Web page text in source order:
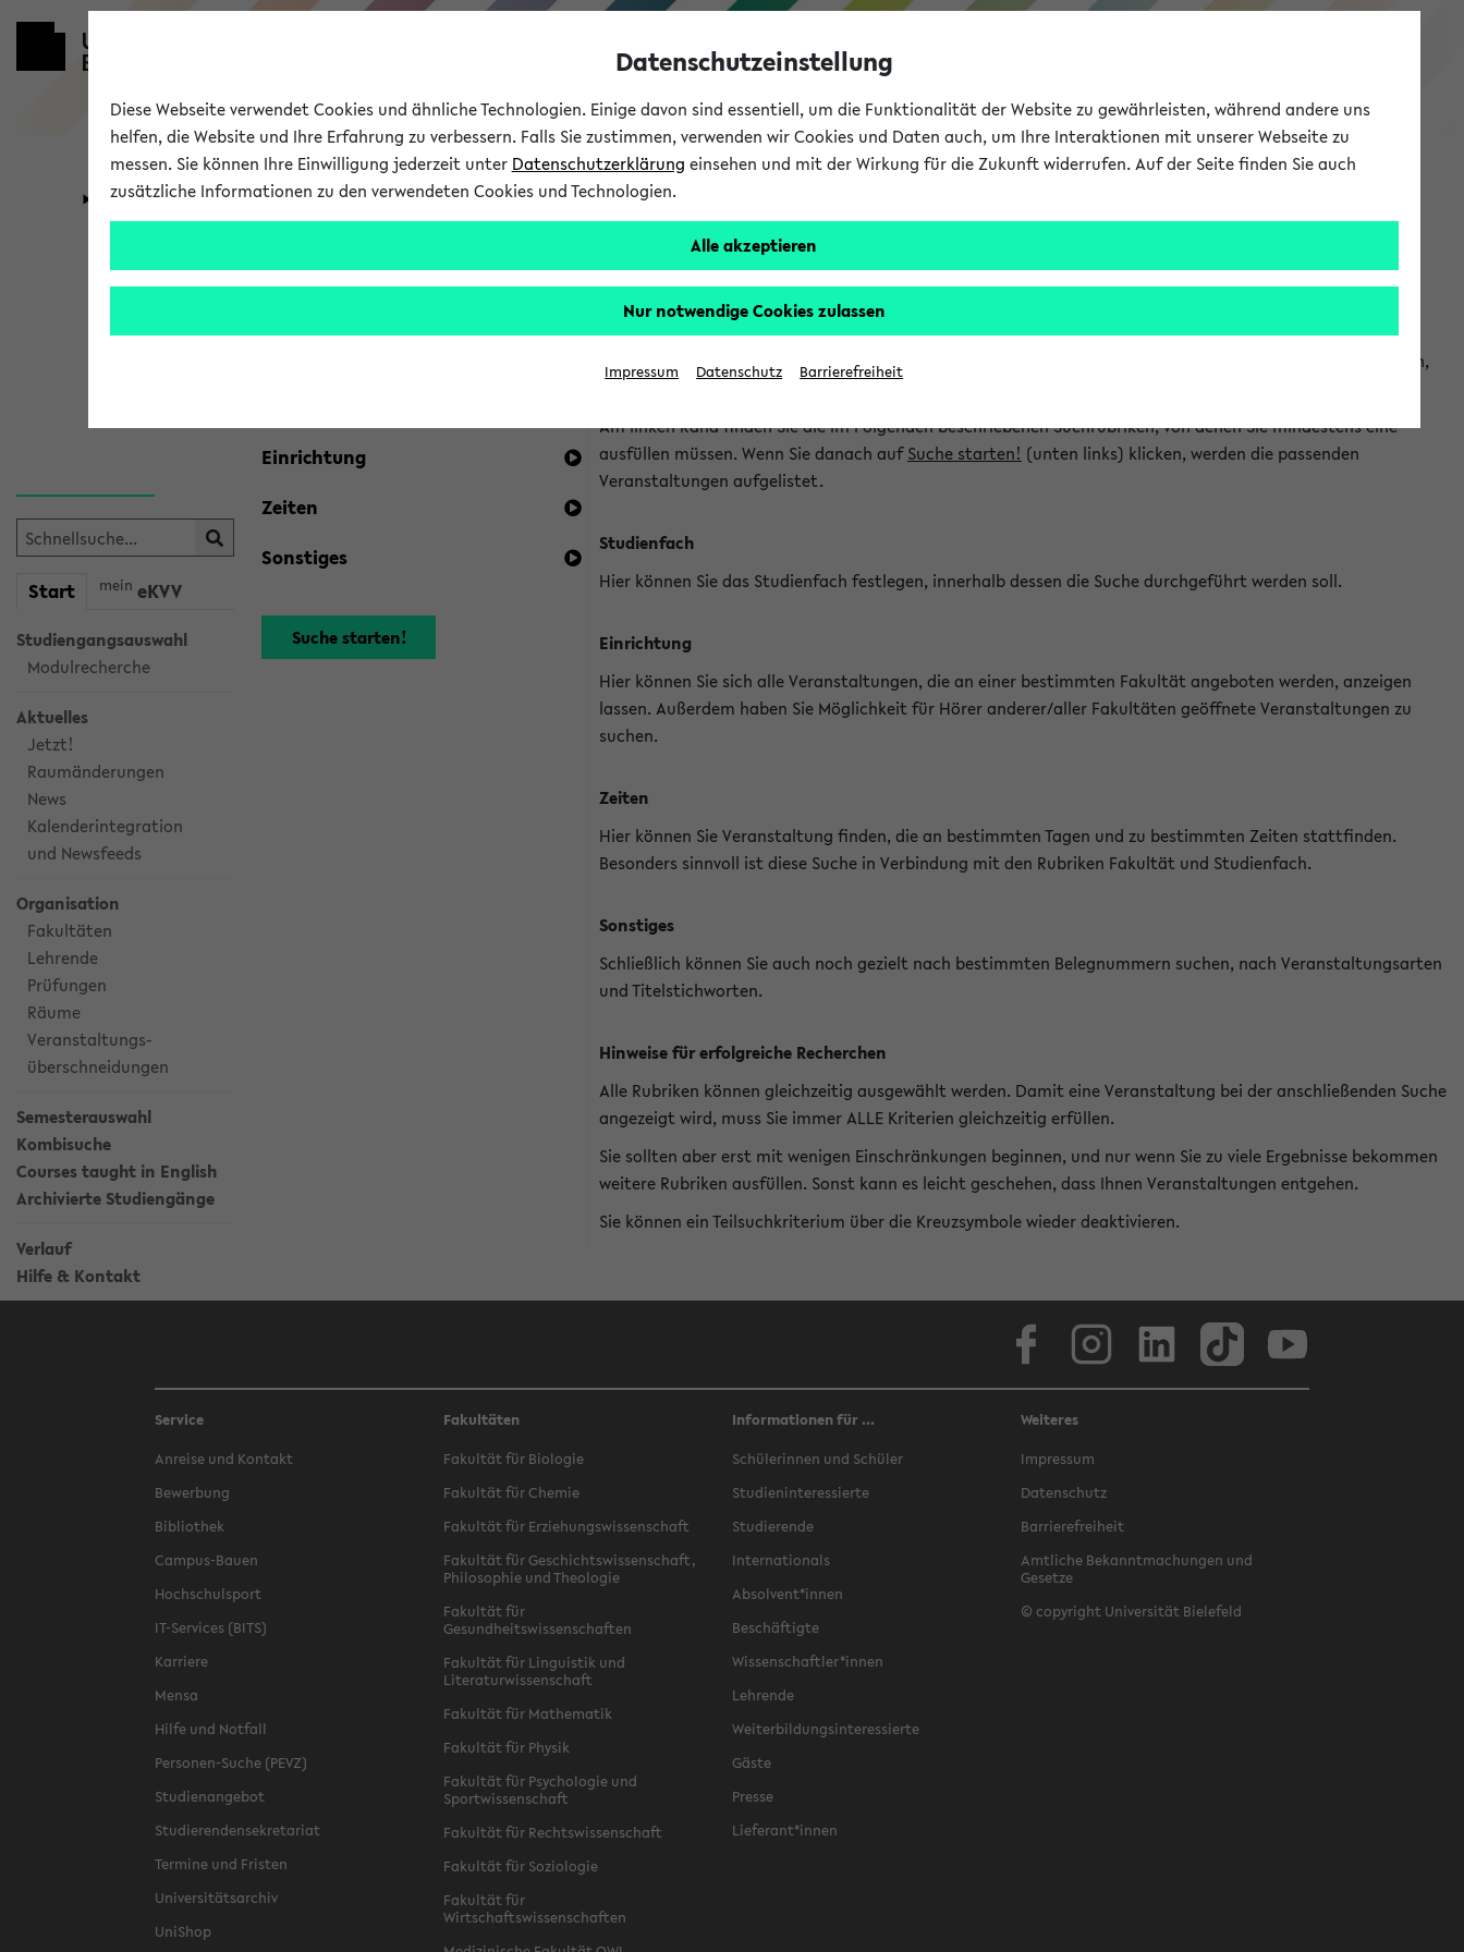
eKVV
Universität Forschung Studium
Start mein eKVV
Studiengangsauswahl
Modulrecherche
Aktuelles
Jetzt!
Raumänderungen
News
Kalenderintegration
und Newsfeeds
Organisation
Fakultäten
Lehrende
Prüfungen
Räume
Veranstaltungs-
überschneidungen
Semesterauswahl
Kombisuche
Courses taught in English
Archivierte Studiengänge
Verlauf
Hilfe & Kontakt
Kombisuche im eKVV
Ihre Suchkriterien:
Einrichtung
Zeiten
Sonstiges
Hinweise zur Kombisuche
Sie können das eKVV nach diversen Kriterien durchsuchen und so gezielt die Veranstaltungen heraussuchen,
die für Sie interessant sind.
Am linken Rand finden Sie die im Folgenden beschriebenen Suchrubriken, von denen Sie mindestens eine
ausfüllen müssen. Wenn Sie danach aufSuche starten! (unten links) klicken, werden die passenden
Veranstaltungen aufgelistet.
Studienfach
Hier können Sie das Studienfach festlegen, innerhalb dessen die Suche durchgeführt werden soll.
Einrichtung
Hier können Sie sich alle Veranstaltungen, die an einer bestimmten Fakultät angeboten werden, anzeigen
lassen. Außerdem haben Sie Möglichkeit für Hörer anderer/aller Fakultäten geöffnete Veranstaltungen zu
suchen.
Zeiten
Hier können Sie Veranstaltung finden, die an bestimmten Tagen und zu bestimmten Zeiten stattfinden.
Besonders sinnvoll ist diese Suche in Verbindung mit den Rubriken Fakultät und Studienfach.
Sonstiges
Schließlich können Sie auch noch gezielt nach bestimmten Belegnummern suchen, nach Veranstaltungsarten
und Titelstichworten.
Hinweise für erfolgreiche Recherchen
Alle Rubriken können gleichzeitig ausgewählt werden. Damit eine Veranstaltung bei der anschließenden Suche
angezeigt wird, muss Sie immer ALLE Kriterien gleichzeitig erfüllen.
Sie sollten aber erst mit wenigen Einschränkungen beginnen, und nur wenn Sie zu viele Ergebnisse bekommen
weitere Rubriken ausfüllen. Sonst kann es leicht geschehen, dass Ihnen Veranstaltungen entgehen.
Sie können ein Teilsuchkriterium über die Kreuzsymbole wieder deaktivieren.
Service
Anreise und Kontakt
Bewerbung
Bibliothek
Campus-Bauen
Hochschulsport
IT-Services (BITS)
Karriere
Mensa
Hilfe und Notfall
Personen-Suche (PEVZ)
Studienangebot
Studierendensekretariat
Termine und Fristen
Universitätsarchiv
UniShop
Fakultäten
Fakultät für Biologie
Fakultät für Chemie
Fakultät für Erziehungswissenschaft
Fakultät für Geschichtswissenschaft,
Philosophie und Theologie
Fakultät für
Gesundheitswissenschaften
Fakultät für Linguistik und
Literaturwissenschaft
Fakultät für Mathematik
Fakultät für Physik
Fakultät für Psychologie und
Sportwissenschaft
Fakultät für Rechtswissenschaft
Fakultät für Soziologie
Fakultät für
Wirtschaftswissenschaften
Informationen für ...
Schülerinnen und Schüler
Studieninteressierte
Studierende
Internationals
Absolvent*innen
Beschäftigte
Wissenschaftler*innen
Lehrende
Weiterbildungsinteressierte
Gäste
Presse
Lieferant*innen
Weiteres
Impressum
Datenschutz
Barrierefreiheit
Amtliche Bekanntmachungen und
Gesetze
© copyright Universität Bielefeld
Datenschutzeinstellung
Diese Webseite verwendet Cookies und ähnliche Technologien. Einige davon sind essentiell, um die Funktionalität der Website zu gewährleisten, während andere uns
helfen, die Website und Ihre Erfahrung zu verbessern. Falls Sie zustimmen, verwenden wir Cookies und Daten auch, um Ihre Interaktionen mit unserer Webseite zu
messen. Sie können Ihre Einwilligung jederzeit unter Datenschutzerklärung einsehen und mit der Wirkung für die Zukunft widerrufen. Auf der Seite finden Sie auch
zusätzliche Informationen zu den verwendeten Cookies und Technologien.
Alle akzeptieren
Nur notwendige Cookies zulassen
Impressum Datenschutz Barrierefreiheit